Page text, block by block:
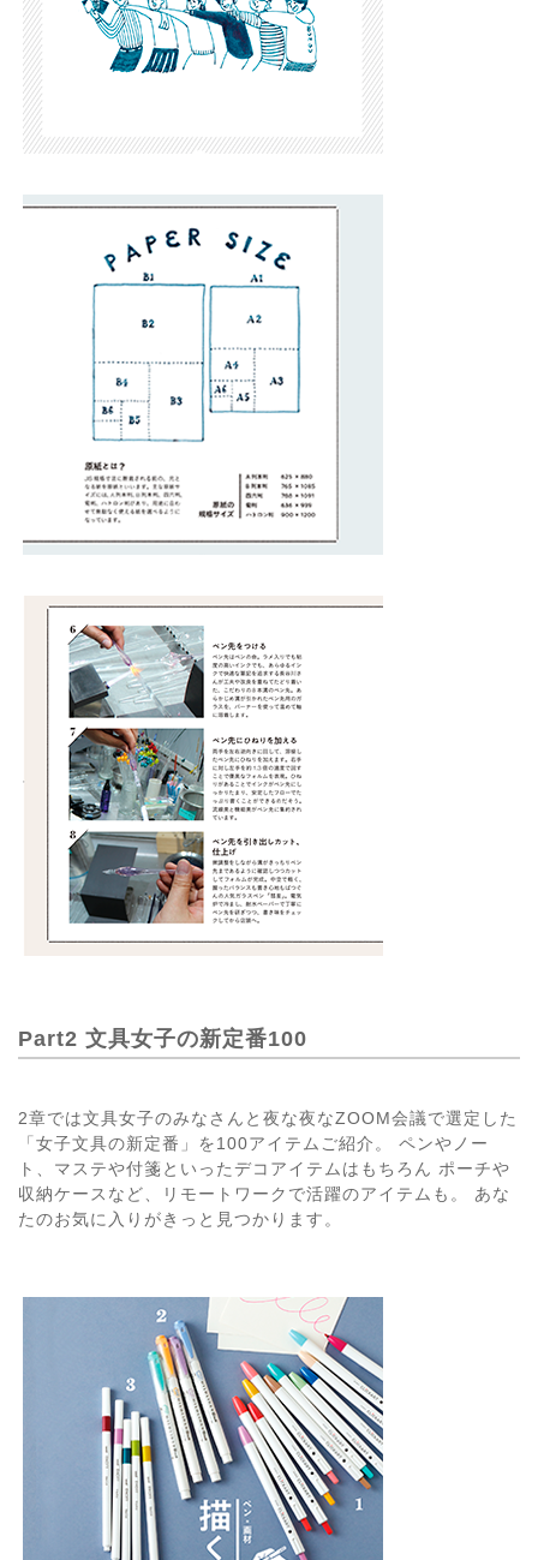
Part2 文具女子の新定番100
2章では文具女子のみなさんと夜な夜なZOOM会議で選定した
「女子文具の新定番」を100アイテムご紹介。 ペンやノー
ト、マステや付箋といったデコアイテムはもちろん ポーチや
収納ケースなど、リモートワークで活躍のアイテムも。 あな
たのお気に入りがきっと見つかります。